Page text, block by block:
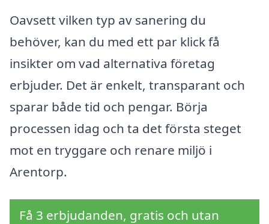
Oavsett vilken typ av sanering du
behöver, kan du med ett par klick få
insikter om vad alternativa företag
erbjuder. Det är enkelt, transparant och
sparar både tid och pengar. Börja
processen idag och ta det första steget
mot en tryggare och renare miljö i
Arentorp.
Få 3 erbjudanden, gratis och utan